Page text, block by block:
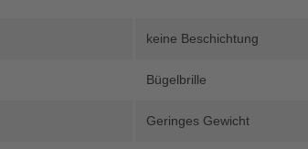
keine Beschichtung
Bügelbrille
Geringes Gewicht